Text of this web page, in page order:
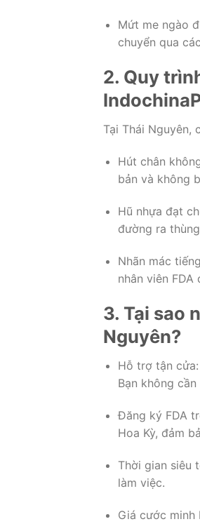
Mứt me ngào
chuyển qua
2. Quy
Tại Thái Nguyên,
Hút chân
bản và không
Hũ nhựa đạt
đường ra
Nhãn mác
nhân viên
3. Tại sao
Nguyên?
Hỗ trợ tận
Bạn không
Đăng ký FDA
Hoa Kỳ, đảm
Thời gian siêu
làm việc.
Giá cước minh